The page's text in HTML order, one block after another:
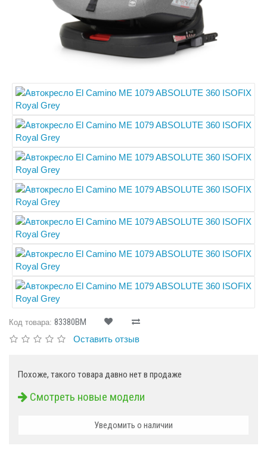
Код товара: 83380BM
Оставить отзыв
Похоже, такого товара давно нет в продаже
Смотреть новые модели
Уведомить о наличии